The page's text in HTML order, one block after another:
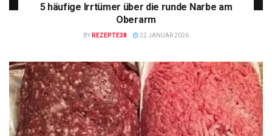
5 häufige Irrtümer über die runde Narbe am
Oberarm
BY REZEPTE38 22 JANUAR 2026